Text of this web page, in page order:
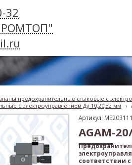
32
предохранительные стыковые с
с электроуправлением Ду 10,20,32 мм
›
Артикул: ME203111
AGAM-
соответствии